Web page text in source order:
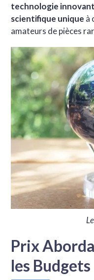
technologie
scientifique unique à
amateurs de pièces
Prix
les Budgets